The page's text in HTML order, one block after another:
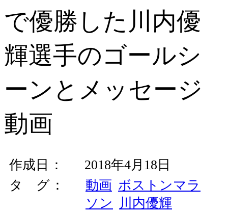
で優勝した川内優
輝選手のゴールシ
ーンとメッセージ
動画
作成日
2018年4月18日
タ グ
動画 ボストンマラ
ソン
川内優輝